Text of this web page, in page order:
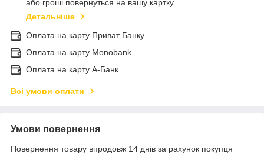
або гроші повернуться на вашу картку
Детальніше
Оплата на карту Приват Банку
Оплата на карту Monobank
Оплата на карту А-Банк
Всі умови оплати
Умови повернення
Повернення товару впродовж 14 днів за рахунок покупця